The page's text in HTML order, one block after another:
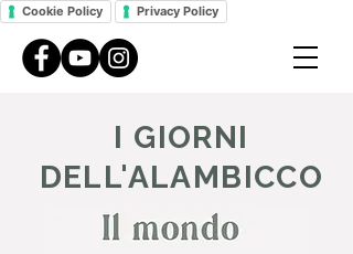
Cookie Policy Privacy Policy
I GIORNI
DELL'ALAMBICCO